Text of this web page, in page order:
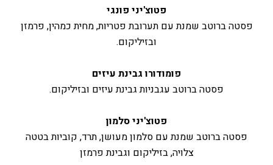
פטוצ'יני פונגי
פסטה ברוטב שמנת עם תערובת פטריות, מחית כמהין, פרמזן
ובזיליקום.
פומודורו גבינת עיזים
פסטה ברוטב עגבניות גבינת עיזים ובזיליקום.
פטוצ'יני סלמון
פסטה ברוטב שמנת עם סלמון מעושן, תרד, קוביות בטטה
צלויה, בזיליקום וגבינת פרמזן